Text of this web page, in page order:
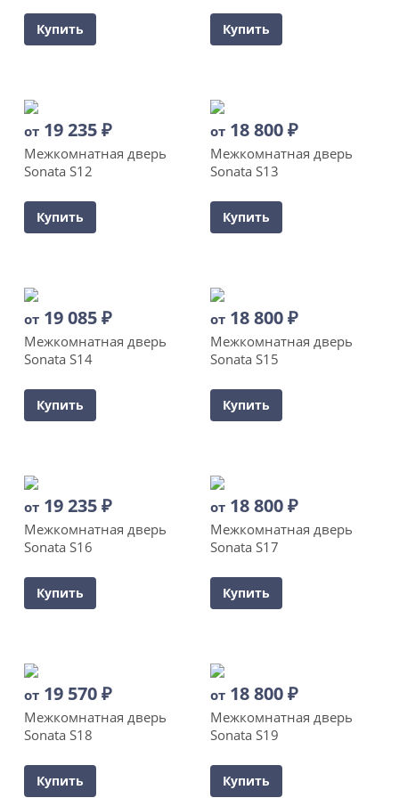
Купить Купить
от 19 235₽
Межкомнатная дверь
Sonata S12
Купить
от 18 800₽
Межкомнатная дверь
Sonata S13
Купить
от 19 085₽
Межкомнатная дверь
Sonata S14
Купить
от 18 800₽
Межкомнатная дверь
Sonata S15
Купить
от 19 235₽
Межкомнатная дверь
Sonata S16
Купить
от 18 800₽
Межкомнатная дверь
Sonata S17
Купить
от 19 570₽
Межкомнатная дверь
Sonata S18
Купить
от 18 800₽
Межкомнатная дверь
Sonata S19
Купить